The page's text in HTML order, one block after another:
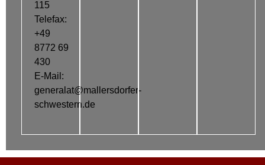
115
Telefax:
+49
8772 69
430
E-Mail:
generalat@mallersdorfer-
schwestern.de